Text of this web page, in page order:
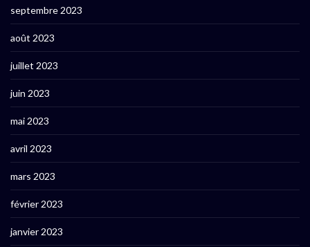
septembre 2023
août 2023
juillet 2023
juin 2023
mai 2023
avril 2023
mars 2023
février 2023
janvier 2023